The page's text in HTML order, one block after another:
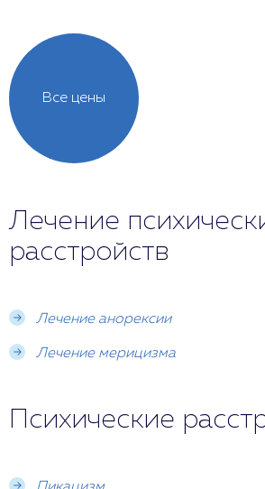
Все цены
Лечение
расстройств
Лечение анорексии
Лечение мерицизма
Психические